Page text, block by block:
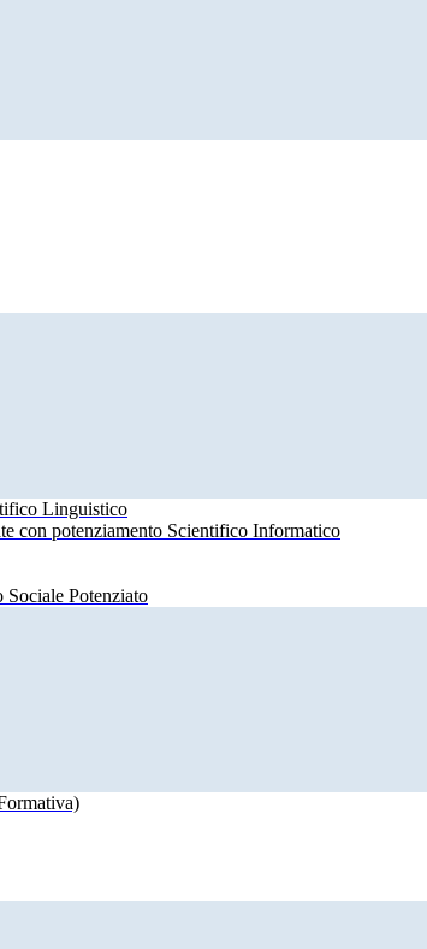
Linguistico
con potenziamento Scientifico Informatico
Sociale Potenziato